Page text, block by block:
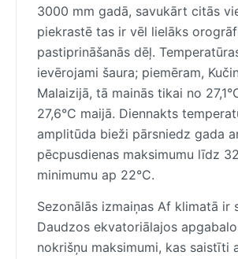
3000 mm gadā, savukārt citās
piekrastē tas ir vēl lielāks
pastiprināšanās dēļ.
ievērojami šaura; piemēram,
Malaizijā, tā mainās tikai no
27,6°C maijā. Diennakts
amplitūda bieži pārsniedz gada
pēcpusdienas maksimumu līdz
minimumu ap 22°C.
Sezonālās izmaiņas Af klimatā ir
Daudzos ekvatoriālajos
nokrišņu maksimumi, kas saistīti